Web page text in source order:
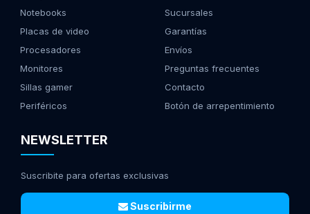
Notebooks
Placas de video
Procesadores
Monitores
Sillas gamer
Periféricos
Sucursales
Garantías
Envíos
Preguntas frecuentes
Contacto
Botón de arrepentimiento
NEWSLETTER
Suscribite para ofertas exclusivas
Suscribirme